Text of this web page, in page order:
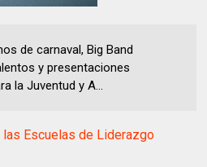
de carnaval, Big Band
y presentaciones
la Juventud y A...
las Escuelas de Liderazgo